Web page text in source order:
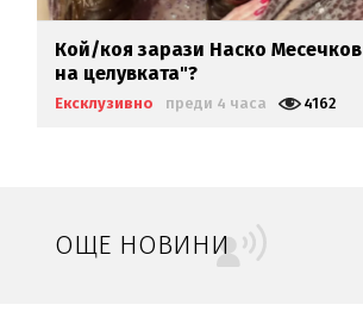
Кой/коя зарази Наско Месечков
на целувката"?
Ексклузивно преди 4 часа 4162
ОЩЕ НОВИНИ